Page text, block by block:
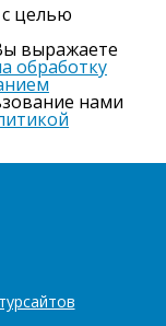
целью
выражаете
обработку
нами